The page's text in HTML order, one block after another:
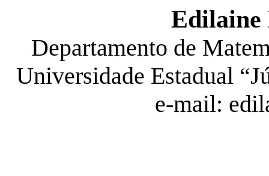
Edilaine
Departamento de
Universidade Estadual
e-mail: